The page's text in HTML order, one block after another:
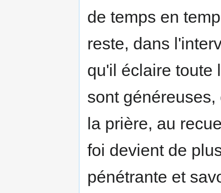
de temps en
reste, dans
qu'il éclaire toute
sont
la prière, au
foi devient de
pénétrante et